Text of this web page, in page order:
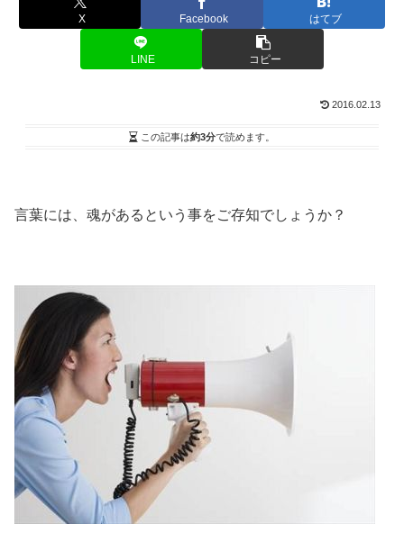
X Facebook はてブ
LINE コピー
2016.02.13
この記事は約3分で読めます。
言葉には、魂があるという事をご存知でしょうか？